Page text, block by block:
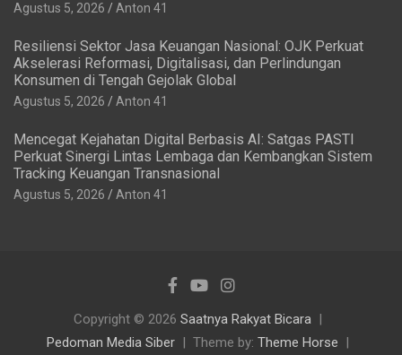
Agustus 5, 2026 Anton 41
Resiliensi Sektor Jasa Keuangan Nasional: OJK Perkuat
Akselerasi Reformasi, Digitalisasi, dan Perlindungan
Konsumen di Tengah Gejolak Global
Agustus 5, 2026 Anton 41
Mencegat Kejahatan Digital Berbasis AI: Satgas PASTI
Perkuat Sinergi Lintas Lembaga dan Kembangkan Sistem
Tracking Keuangan Transnasional
Agustus 5, 2026 Anton 41
Copyright © 2026 Saatnya Rakyat Bicara
Pedoman Media Siber
Theme by: Theme Horse